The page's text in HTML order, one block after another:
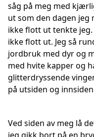
såg på meg med
ut som den dagen jeg
ikke flott ut tenkte jeg.
ikke flott ut. Jeg så
jordbruk med dyr og
med hvite kapper og
glitterdryssende
på utsiden og
Ved siden av meg lå